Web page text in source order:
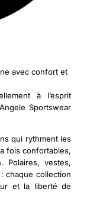
avec confort et
à l’esprit
Sportswear
qui rythment les
fois confortables,
Polaires, vestes,
chaque collection
et la liberté de